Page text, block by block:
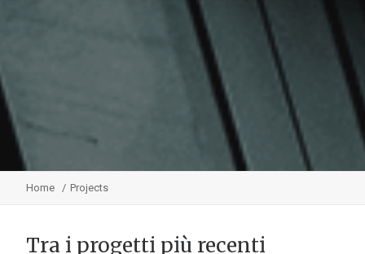
Home Projects
Tra i progetti più recenti